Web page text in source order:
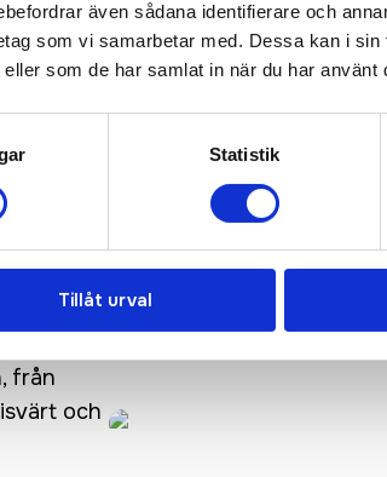
även sådana identifierare och
som vi samarbetar med. Dessa kan i
som de har samlat in när du har använt
Statistik
Tillåt urval
på mailen?
få förslag på produkt och pris över
utmärkt att bara ställa frågor!
från
och